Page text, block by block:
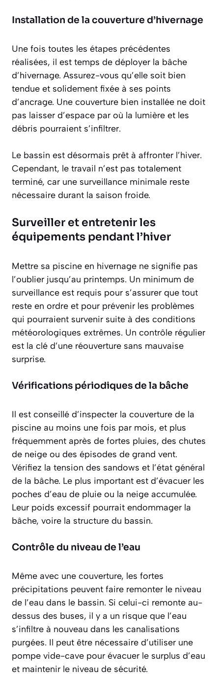
Installation de la couverture d’hivernage
Une fois toutes les étapes précédentes
réalisées, il est temps de déployer la bâche
d’hivernage. Assurez-vous qu’elle soit bien
tendue et solidement fixée à ses points
d’ancrage. Une couverture bien installée ne doit
pas laisser d’espace par où la lumière et les
débris pourraient s’infiltrer.
Le bassin est désormais prêt à affronter l’hiver.
Cependant, le travail n’est pas totalement
terminé, car une surveillance minimale reste
nécessaire durant la saison froide.
Surveiller et entretenir les
équipements pendant l’hiver
Mettre sa piscine en hivernage ne signifie pas
l’oublier jusqu’au printemps. Un minimum de
surveillance est requis pour s’assurer que tout
reste en ordre et pour prévenir les problèmes
qui pourraient survenir suite à des conditions
météorologiques extrêmes. Un contrôle régulier
est la clé d’une réouverture sans mauvaise
surprise.
Vérifications périodiques de la bâche
Il est conseillé d’inspecter la couverture de la
piscine au moins une fois par mois, et plus
fréquemment après de fortes pluies, des chutes
de neige ou des épisodes de grand vent.
Vérifiez la tension des sandows et l’état général
de la bâche. Le plus important est d’évacuer les
poches d’eau de pluie ou la neige accumulée.
Leur poids excessif pourrait endommager la
bâche, voire la structure du bassin.
Contrôle du niveau de l’eau
Même avec une couverture, les fortes
précipitations peuvent faire remonter le niveau
de l’eau dans le bassin. Si celui-ci remonte au-
dessus des buses, il y a un risque que l’eau
s’infiltre à nouveau dans les canalisations
purgées. Il peut être nécessaire d’utiliser une
pompe vide-cave pour évacuer le surplus d’eau
et maintenir le niveau de sécurité.